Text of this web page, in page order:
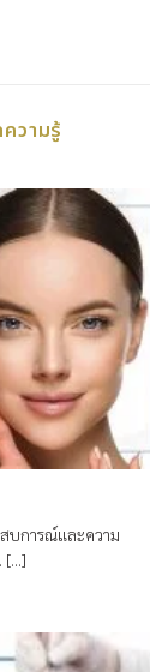
วามรู้
บการณ์และความ